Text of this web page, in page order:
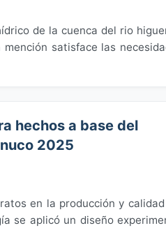
de la cuenca del rio
satisface las
hechos a base del
2025
en la producción y
se aplicó un diseño